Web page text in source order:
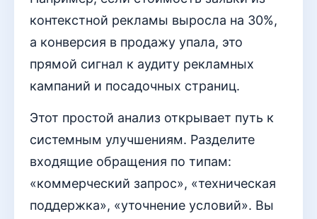
контекстной рекламы выросла на 30%,
а конверсия в продажу упала, это
прямой сигнал к аудиту рекламных
кампаний и посадочных страниц.
Этот простой анализ открывает путь к
системным улучшениям. Разделите
входящие обращения по типам:
«коммерческий запрос», «техническая
поддержка», «уточнение условий». Вы